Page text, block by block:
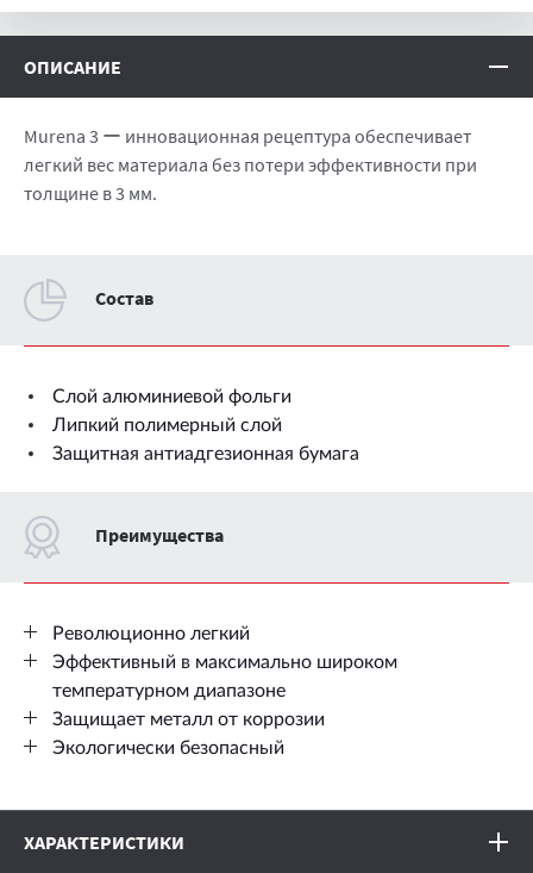
ОПИСАНИЕ
Murena 3 ー инновационная рецептура обеспечивает
легкий вес материала без потери эффективности при
толщине в 3 мм.
Cостав
Слой алюминиевой фольги
Липкий полимерный слой
Защитная антиадгезионная бумага
Преимущества
Революционно легкий
Эффективный в максимально широком
температурном диапазоне
Защищает металл от коррозии
Экологически безопасный
ХАРАКТЕРИСТИКИ